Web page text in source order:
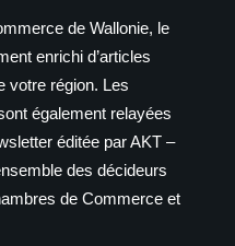
de Wallonie, le
enrichi d’articles
votre région. Les
également relayées
éditée par AKT –
des décideurs
de Commerce et